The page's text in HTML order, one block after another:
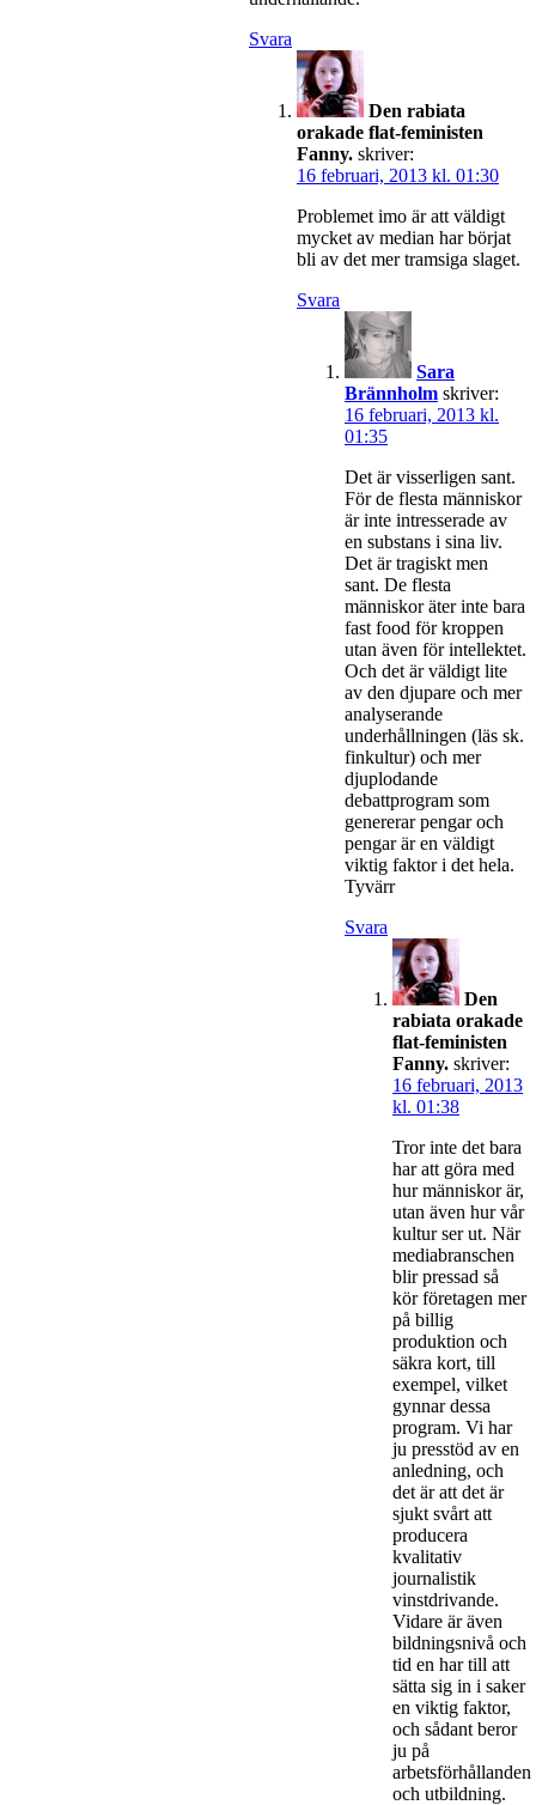
Svara
Den rabiata
orakade flat-feministen
Fanny. skriver:
16 februari, 2013 kl. 01:30
Problemet imo är att väldigt
mycket av median har börjat
bli av det mer tramsiga slaget.
Svara
Sara
Brännholm skriver:
16 februari, 2013 kl.
01:35
Det är visserligen sant.
För de flesta människor
är inte intresserade av
en substans i sina liv.
Det är tragiskt men
sant. De flesta
människor äter inte bara
fast food för kroppen
utan även för intellektet.
Och det är väldigt lite
av den djupare och mer
analyserande
underhållningen (läs sk.
finkultur) och mer
djuplodande
debattprogram som
genererar pengar och
pengar är en väldigt
viktig faktor i det hela.
Tyvärr
Svara
Den
rabiata orakade
flat-feministen
Fanny. skriver:
16 februari, 2013
kl. 01:38
Tror inte det bara
har att göra med
hur människor är,
utan även hur vår
kultur ser ut. När
mediabranschen
blir pressad så
kör företagen mer
på billig
produktion och
säkra kort, till
exempel, vilket
gynnar dessa
program. Vi har
ju presstöd av en
anledning, och
det är att det är
sjukt svårt att
producera
kvalitativ
journalistik
vinstdrivande.
Vidare är även
bildningsnivå och
tid en har till att
sätta sig in i saker
en viktig faktor,
och sådant beror
ju på
arbetsförhållanden
och utbildning.